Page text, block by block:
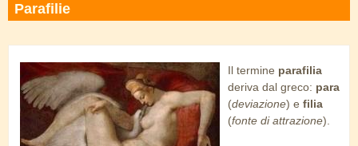
Parafilie
parafilia.jpg
Il termine parafilia
deriva dal greco: para
(deviazione) e filia
(fonte di attrazione).